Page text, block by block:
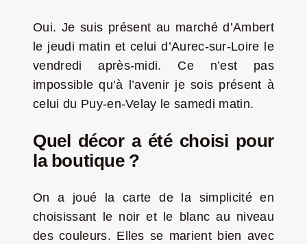
Oui. Je suis présent au marché d’Ambert
le jeudi matin et celui d’Aurec-sur-Loire le
vendredi après-midi. Ce n’est pas
impossible qu’à l’avenir je sois présent à
celui du Puy-en-Velay le samedi matin.
Quel décor a été choisi pour
la boutique ?
On a joué la carte de la simplicité en
choisissant le noir et le blanc au niveau
des couleurs. Elles se marient bien avec